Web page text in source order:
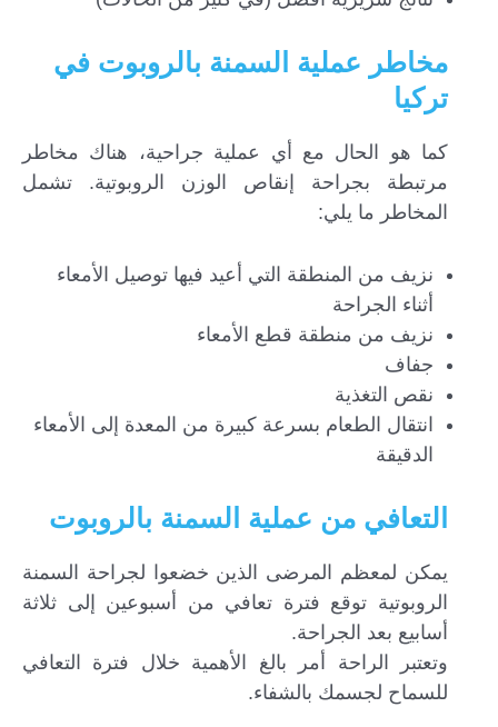
مخاطر عملية السمنة بالروبوت في
تركيا
كما هو الحال مع أي عملية جراحية، هناك مخاطر
مرتبطة بجراحة إنقاص الوزن الروبوتية. تشمل
المخاطر ما يلي:
نزيف من المنطقة التي أعيد فيها توصيل الأمعاء
أثناء الجراحة
نزيف من منطقة قطع الأمعاء
جفاف
نقص التغذية
انتقال الطعام بسرعة كبيرة من المعدة إلى الأمعاء
الدقيقة
التعافي من عملية السمنة بالروبوت
يمكن لمعظم المرضى الذين خضعوا لجراحة السمنة
الروبوتية توقع فترة تعافي من أسبوعين إلى ثلاثة
أسابيع بعد الجراحة.
وتعتبر الراحة أمر بالغ الأهمية خلال فترة التعافي
للسماح لجسمك بالشفاء.